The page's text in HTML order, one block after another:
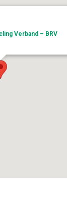
Verband – BRV